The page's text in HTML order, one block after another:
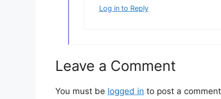
Log in to Reply
Leave a Comment
You must be logged in to post a